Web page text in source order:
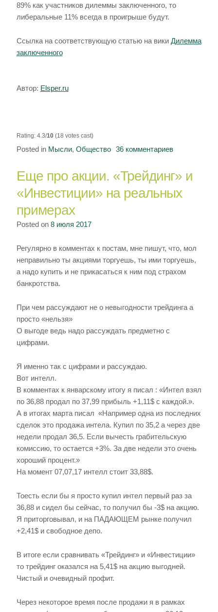
89% как участников дилеммы заключенного, то
либеральные 11% всегда в проигрыше будут.
Ссылка на соответствующую статью на вики Дилемма
заключенного
Автор: Elsper.ru
Rating: 4.3/10(18 votes cast)
Posted in Мысли, Общество 36 комментариевк
«Дилемма
и
следуют.
Еще про акции. «Трейдинг» и
«Инвестиции» на реальных
примерах
Posted on 8 июля 2017
Регулярно в комментах к постам, мне пишут, что, мол
неправильно ты акциями торгуешь, ты ими торгуешь,
а надо купить и не прикасаться к ним под страхом
банкротства.
При чем рассуждают не о невыгодности трейдинга а
просто «нельзя»
О выгоде ведь надо рассуждать предметно с
цифрами.
Я именно так с цифрами и рассуждаю.
Вот интелл.
В комментах к январскому итогу я писал : «Интел взял
по 36,88 продал по 37,99 прибыль +1,11$ с каждой.».
А в итогах марта писал «Например одна из последних
сделок это продажа интела. Купил по 35,2 а через две
недели продал 36,5. Если вычесть грабительскую
комиссию, то остается +3%. За две недели это очень
хороший процент.»
На момент 07,07,17 интелл стоит 33,88$.
Тоесть если бы я просто купил интел первый раз за
36,88 и сидел бы сейчас, то получил бы -3$ на акцию.
Я приторговывал, и на ПАДАЮЩЕМ рынке получил
+2,41$ и свободное депо.
В итоге если сравнивать «Трейдинг» и «Инвестиции»
то трейдинг оказался на 5,41$ на акцию выгодней.
Чистый и очевидный профит.
Через некоторое время после продажи я в рамках